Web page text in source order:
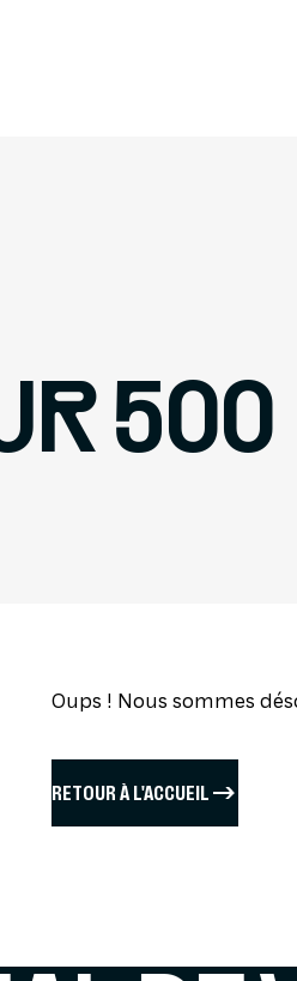
500
Oups ! Nous sommes
RETOUR À L'ACCUEIL